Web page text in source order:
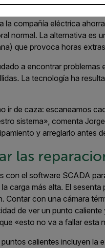
en el PUD 3 ayuda a
la compañía eléctrica
normal. La alternativa es
que provoca horas
a encontrar problemas
La tecnología ha
ir de caza: escaneamos
sistema», comenta
y arreglarlo antes
las
con el software SCADA
carga más alta. El
Contar con una cámara
de ver un punto
«esto no va a fallar esta
calientes incluyen la